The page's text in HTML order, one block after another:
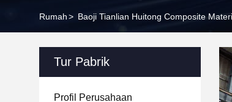
Rumah> Baoji Tianlian Huitong Composite
Tur Pabrik
Profil Perusahaan